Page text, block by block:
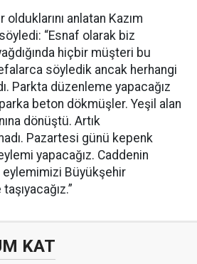
anlatan Kazım
“Esnaf olarak biz
hiçbir müşteri bu
söyledik ancak herhangi
Parkta düzenleme yapacağız
beton dökmüşler. Yeşil alan
dönüştü. Artık
Pazartesi günü kepenk
yapacağız. Caddenin
eylemimizi Büyükşehir
KAT